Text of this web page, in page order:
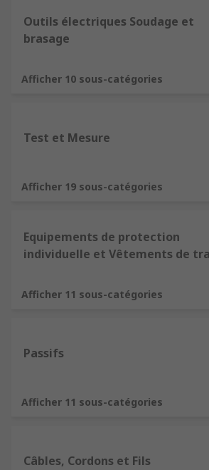
Outils électriques Soudage et
brasage
Afficher 10 sous-catégories
Test et Mesure
Afficher 19 sous-catégories
Equipements de protection
individuelle et Vêtements de
Afficher 11 sous-catégories
Passifs
Afficher 11 sous-catégories
Câbles, Cordons et Fils